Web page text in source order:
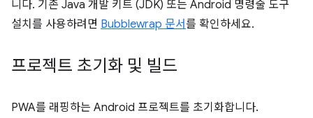
니다. 기존 Java 개발 키트 (JDK) 또는 Android 명령줄 도구
설치를 사용하려면 Bubblewrap 문서를 확인하세요.
프로젝트 초기화 및 빌드
PWA를 래핑하는 Android 프로젝트를 초기화합니다.